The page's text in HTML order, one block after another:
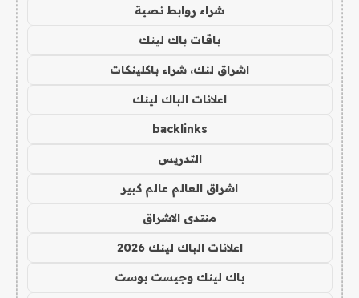
شراء روابط نصية
باقات باك لينك
اشراق لنك، شراء باكلينكات
اعلانات الباك لينك
backlinks
التدريس
اشراق العالم عالم كبير
منتدى الاشراق
اعلانات الباك لينك 2026
باك لينك وجيست بوست